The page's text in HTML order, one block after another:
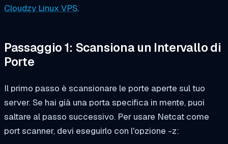
Cloudzy Linux VPS.
Passaggio 1: Scansiona un Intervallo di
Porte
Il primo passo è scansionare le porte aperte sul tuo
server. Se hai già una porta specifica in mente, puoi
saltare al passo successivo. Per usare Netcat come
port scanner, devi eseguirlo con l'opzione -z: